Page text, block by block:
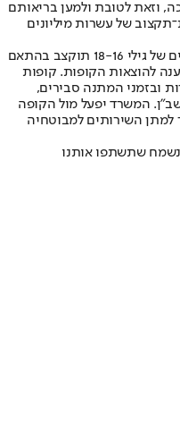
וזאת לטובת ולמען בריאותם
של עשרות מיליונים
ממשרד הבריאות נמסר: "תקצוב השנתונים של גילי 18-16 תוקצב בהתאם
להוצאות הקופות. קופות
ובזמני המתנה סבירים,
המשרד יפעל מול הקופה
למתן השירותים למבוטחיה
שתשתפו אותנו